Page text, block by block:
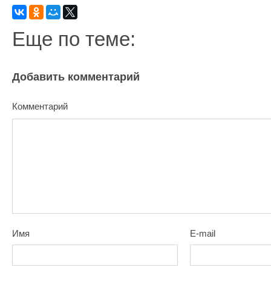
Еще по теме:
Добавить комментарий
Комментарий
Имя E-mail